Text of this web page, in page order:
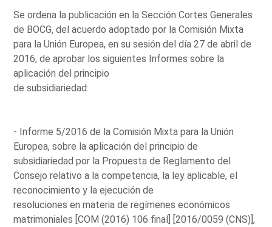
Se ordena la publicación en la Sección Cortes Generales
de BOCG, del acuerdo adoptado por la Comisión Mixta
para la Unión Europea, en su sesión del día 27 de abril de
2016, de aprobar los siguientes Informes sobre la
aplicación del principio
de subsidiariedad:
- Informe 5/2016 de la Comisión Mixta para la Unión
Europea, sobre la aplicación del principio de
subsidiariedad por la Propuesta de Reglamento del
Consejo relativo a la competencia, la ley aplicable, el
reconocimiento y la ejecución de
resoluciones en materia de regímenes económicos
matrimoniales [COM (2016) 106 final] [2016/0059 (CNS)],